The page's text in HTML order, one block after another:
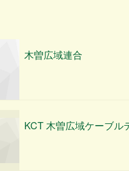
木曽広域連合
KCT 木曽広域ケーブル